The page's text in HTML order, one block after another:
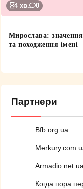
4 хв. 0
Мирослава: значення
та походження імені
Партнери
Bfb.org.ua
Когда пора